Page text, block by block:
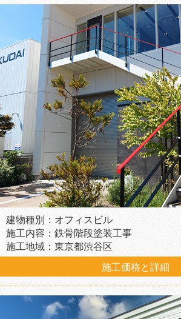
建物種別：オフィスビル
施工内容：鉄骨階段塗装工事
施工地域：東京都渋谷区
施工価格と詳細